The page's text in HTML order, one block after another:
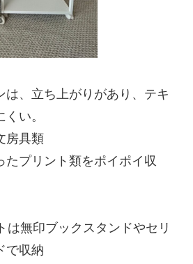
は、立ち上がりがあり、テキ
い。
房具類
たプリント類をポイポイ収
は無印ブックスタンドやセリ
で収納